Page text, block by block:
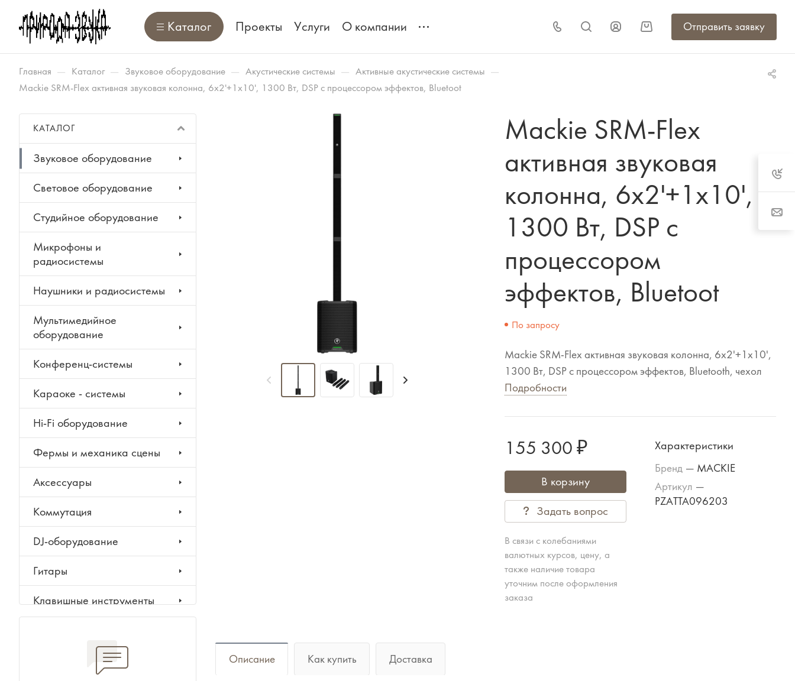
Каталог Проекты Услуги О компании Отправить заявку
Главная — Каталог — Звуковое оборудование — Акустические системы — Активные акустические системы —
Mackie SRM-Flex активная звуковая колонна, 6x2'+1x10', 1300 Вт, DSP с процессором эффектов, Bluetoot
Mackie SRM-Flex
активная звуковая
колонна, 6x2'+1x10',
1300 Вт, DSP с
процессором
эффектов, Bluetoot
По запросу
Mackie SRM-Flex активная звуковая колонна, 6x2'+1x10',
1300 Вт, DSP с процессором эффектов, Bluetooth, чехол
Подробности
155 300 ₽
В корзину
Задать вопрос
В связи с колебаниями
валютных курсов, цену, а
также наличие товара
уточним после оформления
заказа
Характеристики
Бренд — MACKIE
Артикул —
PZATTA096203
Описание Как купить Доставка
КАТАЛОГ
Звуковое оборудование
Световое оборудование
Студийное оборудование
Микрофоны и
радиосистемы
Наушники и радиосистемы
Мультимедийное
оборудование
Конференц-системы
Караоке - системы
Hi-Fi оборудование
Фермы и механика сцены
Аксессуары
Коммутация
DJ-оборудование
Гитары
Клавишные инструменты
Духовые инструменты